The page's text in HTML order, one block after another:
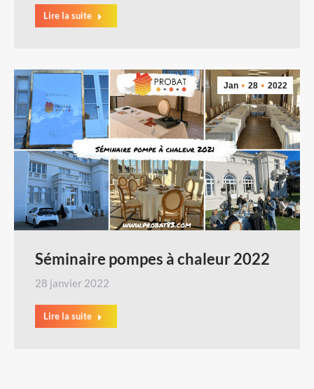
Lire la suite
Jan 28 2022
Séminaire pompes à chaleur 2022
28 janvier 2022
Lire la suite